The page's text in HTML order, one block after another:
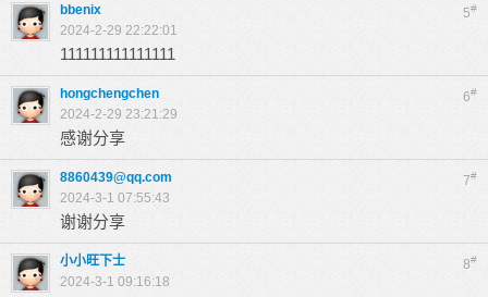
5#
bbenix
2024-2-29 22:22:01
111111111111111
6#
hongchengchen
2024-2-29 23:21:29
感谢分享
7#
8860439@qq.com
2024-3-1 07:55:43
谢谢分享
8#
小小旺下士
2024-3-1 09:16:18